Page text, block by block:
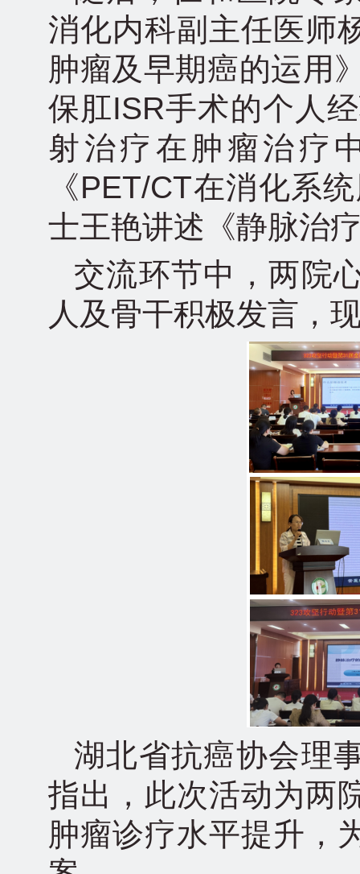
消化内科副主任医师
肿瘤及早期癌的运用
保肛ISR手术的个人
射治疗在肿瘤治疗
《PET/CT在消化系
士王艳讲述《静脉治
交流环节中，两院
人及骨干积极发言，
湖北省抗癌协会理
指出，此次活动为两
肿瘤诊疗水平提升，